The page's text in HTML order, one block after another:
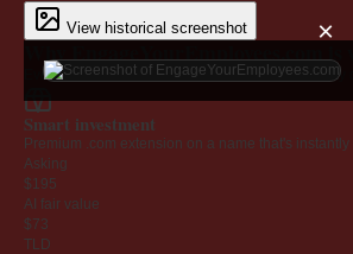
View historical screenshot ×
Why EngageYourEmployees.com
Every claim below is backed by verified third-party
Smart investment
Premium .com extension on a name that's
Asking
$195
AI fair value
$73
TLD